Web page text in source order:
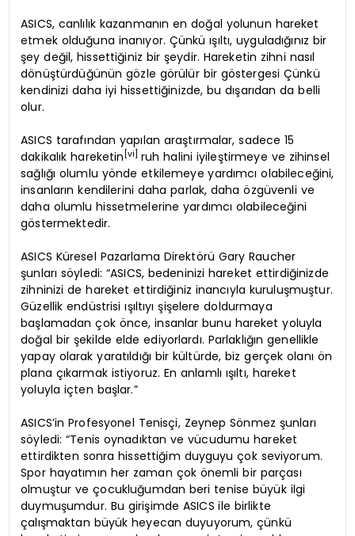
ASICS, canlılık kazanmanın en doğal yolunun hareket
etmek olduğuna inanıyor. Çünkü ışıltı, uyguladığınız bir
şey değil, hissettiğiniz bir şeydir. Hareketin zihni nasıl
dönüştürdüğünün gözle görülür bir göstergesi Çünkü
kendinizi daha iyi hissettiğinizde, bu dışarıdan da belli
olur.
ASICS tarafından yapılan araştırmalar, sadece 15
dakikalık hareketin [vi] ruh halini iyileştirmeye ve zihinsel
sağlığı olumlu yönde etkilemeye yardımcı olabileceğini,
insanların kendilerini daha parlak, daha özgüvenli ve
daha olumlu hissetmelerine yardımcı olabileceğini
göstermektedir.
ASICS Küresel Pazarlama Direktörü Gary Raucher
şunları söyledi: “ASICS, bedeninizi hareket ettirdiğinizde
zihninizi de hareket ettirdiğiniz inancıyla kuruluşmuştur.
Güzellik endüstrisi ışıltıyı şişelere doldurmaya
başlamadan çok önce, insanlar bunu hareket yoluyla
doğal bir şekilde elde ediyorlardı. Parlaklığın genellikle
yapay olarak yaratıldığı bir kültürde, biz gerçek olanı ön
plana çıkarmak istiyoruz. En anlamlı ışıltı, hareket
yoluyla içten başlar.”
ASICS’in Profesyonel Tenisçi, Zeynep Sönmez şunları
söyledi: “Tenis oynadıktan ve vücudumu hareket
ettirdikten sonra hissettiğim duyguyu çok seviyorum.
Spor hayatımın her zaman çok önemli bir parçası
olmuştur ve çocukluğumdan beri tenise büyük ilgi
duymuşumdur. Bu girişimde ASICS ile birlikte
çalışmaktan büyük heyecan duyuyorum, çünkü